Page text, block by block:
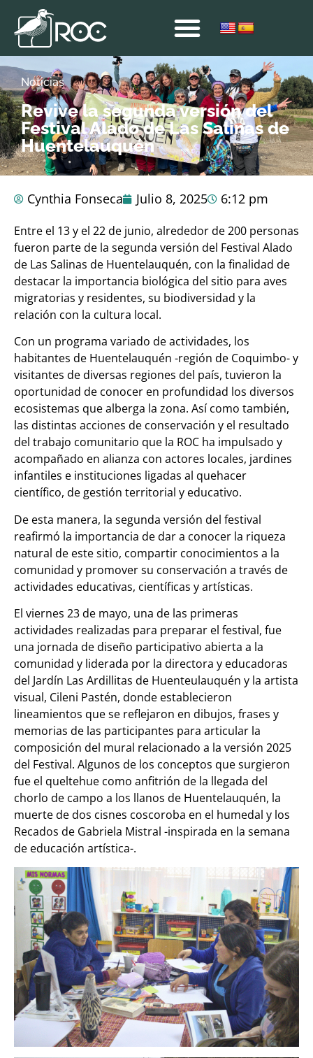
Noticias
Revive la segunda versión del
Festival Alado de Las Salinas de
Huentelauquén
Cynthia Fonseca Julio 8, 2025 6:12 pm
Entre el 13 y el 22 de junio, alrededor de 200 personas
fueron parte de la segunda versión del Festival Alado
de Las Salinas de Huentelauquén, con la finalidad de
destacar la importancia biológica del sitio para aves
migratorias y residentes, su biodiversidad y la
relación con la cultura local.
Con un programa variado de actividades, los
habitantes de Huentelauquén -región de Coquimbo- y
visitantes de diversas regiones del país, tuvieron la
oportunidad de conocer en profundidad los diversos
ecosistemas que alberga la zona. Así como también,
las distintas acciones de conservación y el resultado
del trabajo comunitario que la ROC ha impulsado y
acompañado en alianza con actores locales, jardines
infantiles e instituciones ligadas al quehacer
científico, de gestión territorial y educativo.
De esta manera, la segunda versión del festival
reafirmó la importancia de dar a conocer la riqueza
natural de este sitio, compartir conocimientos a la
comunidad y promover su conservación a través de
actividades educativas, científicas y artísticas.
El viernes 23 de mayo, una de las primeras
actividades realizadas para preparar el festival, fue
una jornada de diseño participativo abierta a la
comunidad y liderada por la directora y educadoras
del Jardín Las Ardillitas de Huenteulauquén y la artista
visual, Cileni Pastén, donde establecieron
lineamientos que se reflejaron en dibujos, frases y
memorias de las participantes para articular la
composición del mural relacionado a la versión 2025
del Festival. Algunos de los conceptos que surgieron
fue el queltehue como anfitrión de la llegada del
chorlo de campo a los llanos de Huentelauquén, la
muerte de dos cisnes coscoroba en el humedal y los
Recados de Gabriela Mistral -inspirada en la semana
de educación artística-.